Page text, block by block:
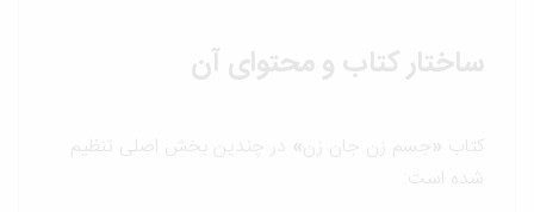
ساختار کتاب و محتوای آن
« جسم زن جان زن » در چندین بخش اصلی تنظیم
شده است: